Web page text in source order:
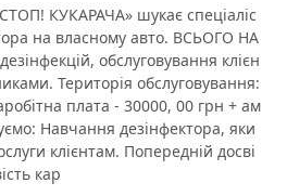
КУКАРАЧА» шукає спеціаліс
на власному авто. ВСЬОГО НА
обслуговування клієн
Територія обслуговування:
плата - 30000, 00 грн + ам
Навчання дезінфектора, яки
клієнтам. Попередній досві
кар